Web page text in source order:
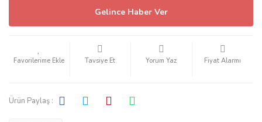
Gelince Haber Ver
Tavsiye Et Yorum Yaz Fiyat Alarmı
Ürün Paylaş :